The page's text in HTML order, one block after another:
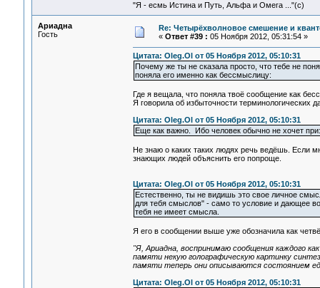
"Я - есмь Истина и Путь, Альфа и Омега ..."(с)
Ариадна
Гость
Re: Четырёхволновое смешение и
« Ответ #39 : 05 Ноября 2012, 05:31:54 »
Цитата: Oleg.Ol от 05 Ноября 2012, 05:10:31
Почему же ты не сказала просто, что тебе не
поняла его именно как бессмыслицу:
Где я вещала, что поняла твоё сообщение как
Я говорила об избыточности терминологических
Цитата: Oleg.Ol от 05 Ноября 2012, 05:10:31
Еще как важно. Ибо человек обычно не хочет
Не знаю о каких таких людях речь ведёшь. Если
знающих людей объяснить его попроще.
Цитата: Oleg.Ol от 05 Ноября 2012, 05:10:31
Естественно, ты не видишь это свое личное
для тебя смыслов" - само то условие и дающее
тебя не имеет смысла.
Я его в сообщении выше уже обозначила как
"Я, Ариадна, воспринимаю сообщения каждого
памяти некую голографическую картинку
памяти теперь они описываются состоянием
Цитата: Oleg.Ol от 05 Ноября 2012, 05:10:31